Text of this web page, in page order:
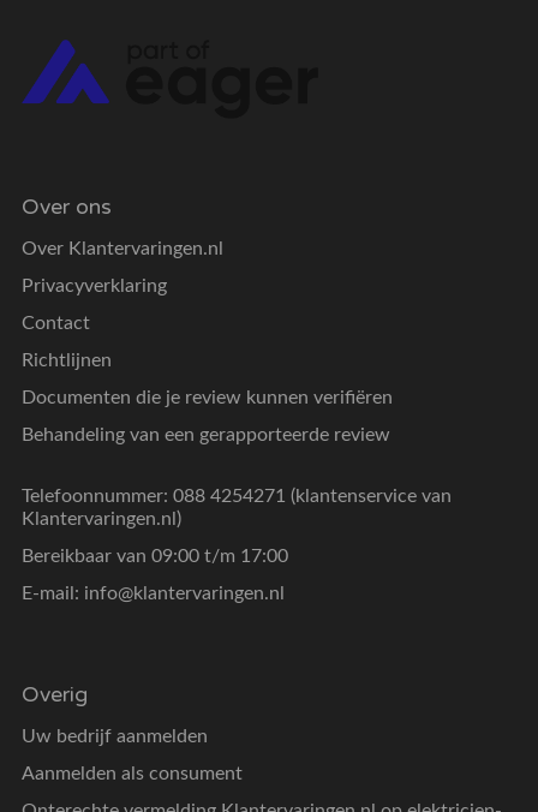
Over ons
Over Klantervaringen.nl
Privacyverklaring
Contact
Richtlijnen
Documenten die je review kunnen verifiëren
Behandeling van een gerapporteerde review
Telefoonnummer: 088 4254271 (klantenservice van
Klantervaringen.nl)
Bereikbaar van 09:00 t/m 17:00
E-mail: info@klantervaringen.nl
Overig
Uw bedrijf aanmelden
Aanmelden als consument